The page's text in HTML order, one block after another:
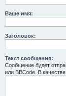
Ваше имя:
Заголовок:
Текст сообщения:
Сообщение будет
или BBCode. В